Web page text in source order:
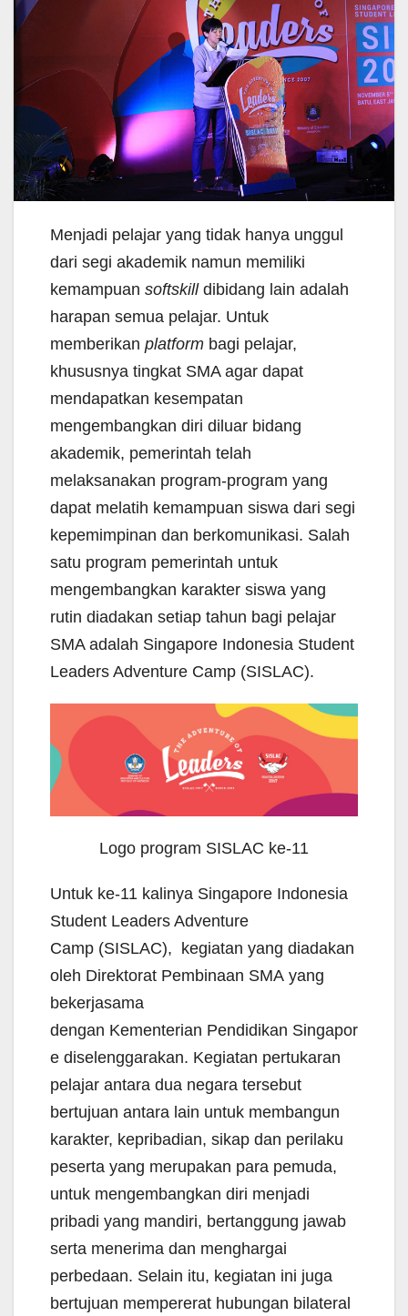
Menjadi pelajar yang tidak hanya unggul
dari segi akademik namun memiliki
kemampuan softskilldibidang lain adalah
harapan semua pelajar. Untuk
memberikan platform bagi pelajar,
khususnya tingkat SMA agar dapat
mendapatkan kesempatan
mengembangkan diri diluar bidang
akademik, pemerintah telah
melaksanakan program-program yang
dapat melatih kemampuan siswa dari segi
kepemimpinan dan berkomunikasi. Salah
satu program pemerintah untuk
mengembangkan karakter siswa yang
rutin diadakan setiap tahun bagi pelajar
SMA adalah Singapore Indonesia Student
Leaders Adventure Camp (SISLAC).
Logo program SISLAC ke-11
Untuk ke-11 kalinya Singapore Indonesia
Student Leaders Adventure
Camp (SISLAC), kegiatan yang diadakan
oleh Direktorat Pembinaan SMA yang
bekerjasama
dengan Kementerian Pendidikan Singapor
e diselenggarakan. Kegiatan pertukaran
pelajar antara dua negara tersebut
bertujuan antara lain untuk membangun
karakter, kepribadian, sikap dan perilaku
peserta yang merupakan para pemuda,
untuk mengembangkan diri menjadi
pribadi yang mandiri, bertanggung jawab
serta menerima dan menghargai
perbedaan. Selain itu, kegiatan ini juga
bertujuan mempererat hubungan bilateral